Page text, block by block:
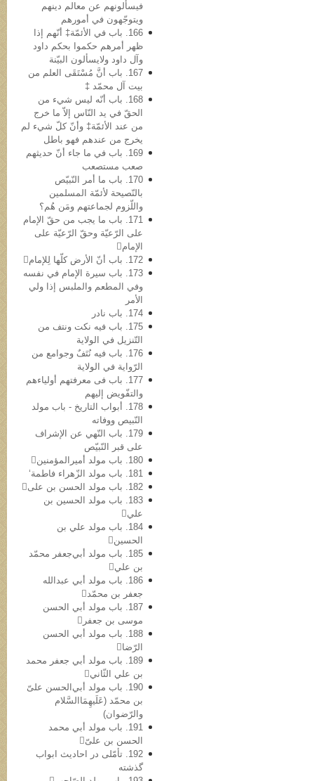
فیسألونهم عن معالم دینهم
ویتوجّهون في أمورهم
166. باب في الأئمّة‡ أنّهم إذا
ظهر أمرهم حکموا بحکم داود
وآل داود ولایسألون البیّنة
167. باب أنَّ مُسْتَقَی العلم من
بیت آل محمّد ‡
168. باب أنّه لیس شيء من
الحقّ في ید النّاس إلاّ ما خرج
من عند الأئمّة‡ وأنّ کلّ شيء لم
یخرج من عندهم فهو باطل
169. باب في ما جاء أنّ حدیثهم
صعب مستصعب
170. باب ما أمر النّبيّص
بالنّصیحة لأئمّة المسلمین
واللّزوم لجماعتهم ومَن هُم؟
171. باب ما یجب من حقّ الإمام
علی الرّعیّة وحقّ الرّعیّة علی
الإمام
172. باب أنّ الأرض کلّها لِلإمام
173. باب سیرة الإمام في نفسه
وفي المطعم والملبس إذا ولي
الأمر
174. باب نادر
175. باب فیه نکت ونتف من
التّنزیل في الولایة
176. باب فیه نُتَفٌ وجوامع من
الرّوایة في الولایة
177. باب فی معرفتهم أولیاءهم
والتفّویض إلیهم
178. أبواب التاریخ - باب مولد
النّبيص ووفاته
179. باب النّهي عن الإشراف
علی قبر النّبيّص
180. باب مولد أمیرالمؤمنین
181. باب مولد الزّهراء فاطمة‘
182. باب مولد الحسن بن علی
183. باب مولد الحسین بن
علي
184. باب مولد علي بن
الحسین
185. باب مولد أبي‌جعفر محمّد
بن علي
186. باب مولد أبي عبدالله
جعفر بن محمّد
187. باب مولد أبي الحسن
موسی بن جعفر
188. باب مولد أبي الحسن
الرّضا
189. باب مولد أبي جعفر محمد
بن علي الثّاني
190. باب مولد أبي‌الحسن علیّ
بن محمّد (عَلَیهِمَاالسَّلام
والرّضوان)
191. باب مولد أبي محمد
الحسن بن علیّ
192. تأمّلی در احادیث ابواب
گذشته